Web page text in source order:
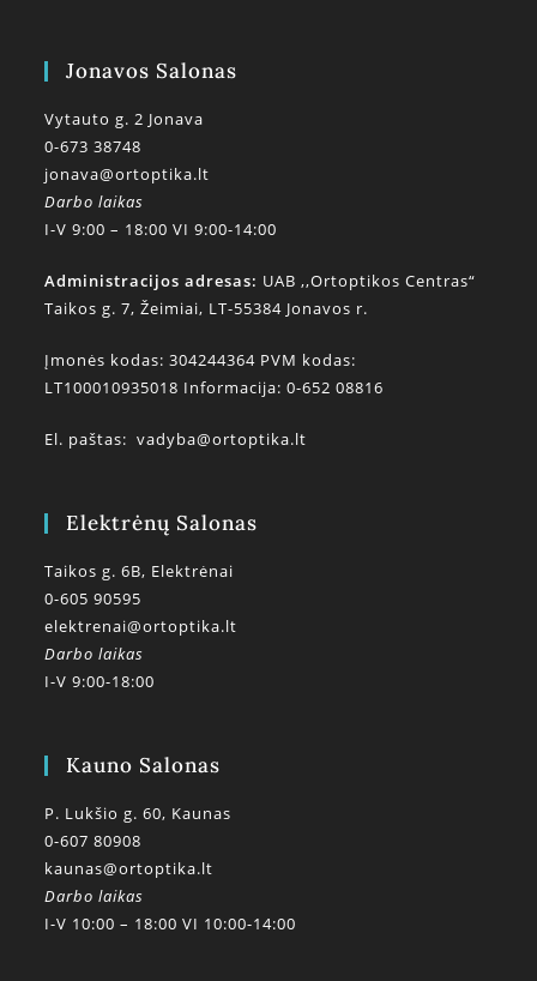
Jonavos Salonas
Vytauto g. 2 Jonava
0-673 38748
jonava@ortoptika.lt
Darbo laikas
I-V 9:00 – 18:00 VI 9:00-14:00
Administracijos adresas: UAB ,,Ortoptikos Centras“
Taikos g. 7, Žeimiai, LT-55384 Jonavos r.
Įmonės kodas: 304244364 PVM kodas:
LT100010935018 Informacija: 0-652 08816
El. paštas:vadyba@ortoptika.lt
Elektrėnų Salonas
Taikos g. 6B, Elektrėnai
0-605 90595
elektrenai@ortoptika.lt
Darbo laikas
I-V 9:00-18:00
Kauno Salonas
P. Lukšio g. 60, Kaunas
0-607 80908
kaunas@ortoptika.lt
Darbo laikas
I-V 10:00 – 18:00 VI 10:00-14:00